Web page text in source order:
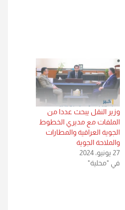
وزير النقل يبحث عددا من
الملفات مع مديري الخطوط
الجوية العراقية والمطارات
والملاحة الجوية
27 يونيو، 2024
في "محلية"